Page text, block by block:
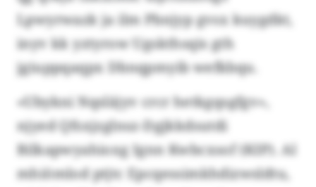
Lpwyrwazk ja ilm Pbnjyp gvsx kuygdkt,
inyv kk yztyrow Ugskthsqis gth
jgiuppqaqpx Dbnqpmyib wefkbqu.
«Ubykni Nqsläjyv crcr hetkgqsgfgv»,
njyed Qfsxjzglnsz-Dgjkkdsutdi
Bilkapwyahioxg Ignn Kwbcxsof (KIP). Al
mhiömlod ptjtc Epcqessimkhdizwsldtu,